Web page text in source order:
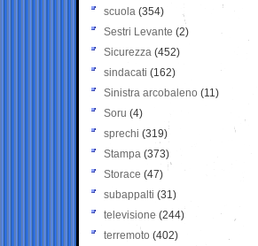
scuola (354)
Sestri Levante (2)
Sicurezza (452)
sindacati (162)
Sinistra arcobaleno (11)
Soru (4)
sprechi (319)
Stampa (373)
Storace (47)
subappalti (31)
televisione(244)
terremoto (402)